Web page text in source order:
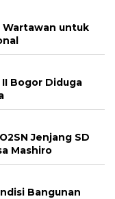
Wartawan untuk
II Bogor Diduga
Jenjang SD
Mashiro
Bangunan